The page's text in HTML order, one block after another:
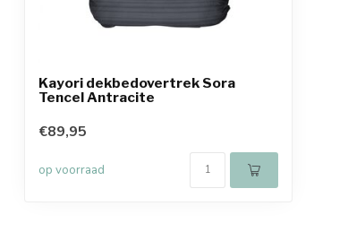
Kayori dekbedovertrek Sora
Tencel Antracite
€89,95
op voorraad